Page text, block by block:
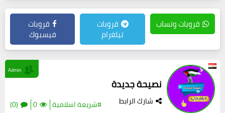
قروبات وتساب قروبات
تيلغرام
قروبات
فيسبوك
نصيحة جديدة
شارك الرابط #شريعة اسلامية 0
(0)
Admin